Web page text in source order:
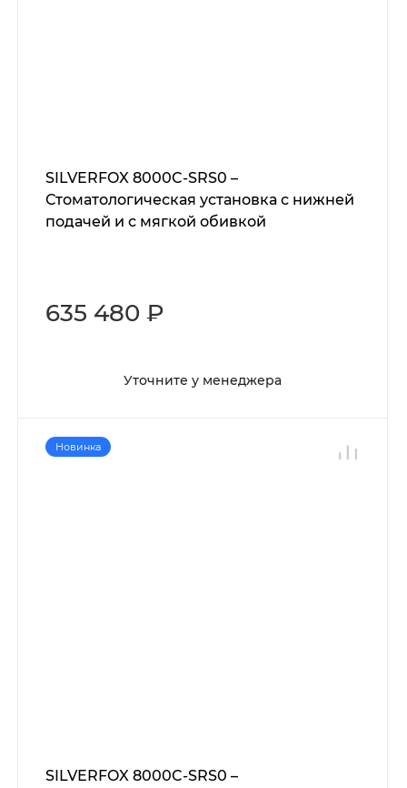
SILVERFOX 8000C-SRS0 –
Стоматологическая установка с нижней
подачей и с мягкой обивкой
635 480 ₽
Уточните у менеджера
Новинка
SILVERFOX 8000C-SRS0 –